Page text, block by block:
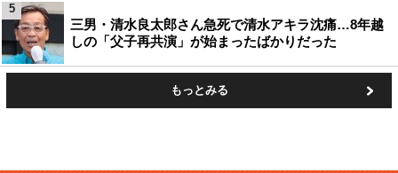
三男・清水良太郎さん急死で清水アキラ沈痛…8年越
しの「父子再共演」が始まったばかりだった
5
もっとみる